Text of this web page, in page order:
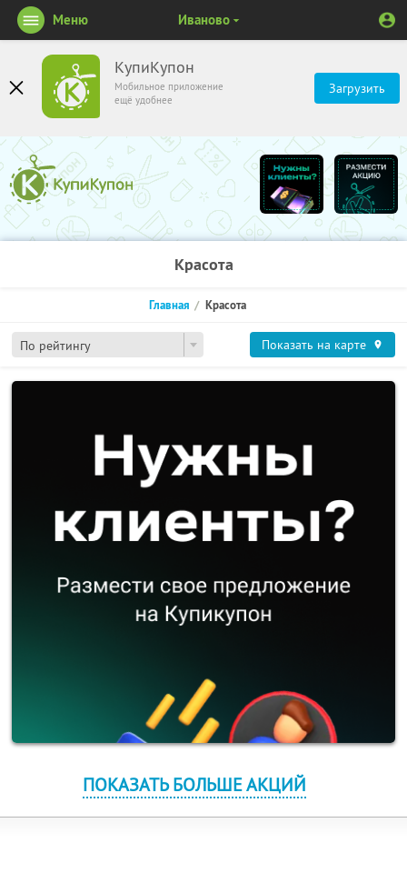
КупиКупон
Мобильное приложение
ещё удобнее
Загрузить
Меню Иваново
Красота
По рейтингу
Главная Красота
Показать на карте
ПОКАЗАТЬ БОЛЬШЕ АКЦИЙ